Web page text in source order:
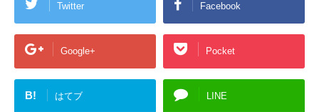
Twitter Facebook
Google+ Pocket
B! はてブ LINE